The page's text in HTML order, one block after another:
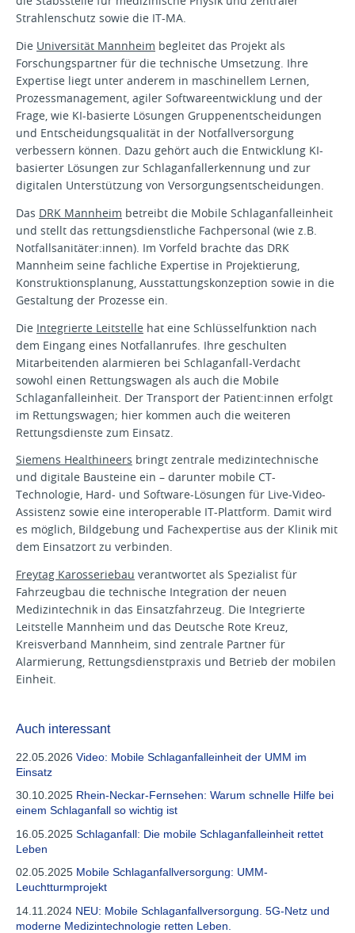
Strahlenschutz sowie die IT-MA.
Die Universität Mannheim begleitet das Projekt als
Forschungspartner für die technische Umsetzung. Ihre
Expertise liegt unter anderem in maschinellem Lernen,
Prozessmanagement, agiler Softwareentwicklung und der
Frage, wie KI-basierte Lösungen Gruppenentscheidungen
und Entscheidungsqualität in der Notfallversorgung
verbessern können. Dazu gehört auch die Entwicklung KI-
basierter Lösungen zur Schlaganfallerkennung und zur
digitalen Unterstützung von Versorgungsentscheidungen.
Das DRK Mannheim betreibt die Mobile Schlaganfalleinheit
und stellt das rettungsdienstliche Fachpersonal (wie z.B.
Notfallsanitäter:innen). Im Vorfeld brachte das DRK
Mannheim seine fachliche Expertise in Projektierung,
Konstruktionsplanung, Ausstattungskonzeption sowie in die
Gestaltung der Prozesse ein.
Die Integrierte Leitstelle hat eine Schlüsselfunktion nach
dem Eingang eines Notfallanrufes. Ihre geschulten
Mitarbeitenden alarmieren bei Schlaganfall-Verdacht
sowohl einen Rettungswagen als auch die Mobile
Schlaganfalleinheit. Der Transport der Patient:innen erfolgt
im Rettungswagen; hier kommen auch die weiteren
Rettungsdienste zum Einsatz.
Siemens Healthineers bringt zentrale medizintechnische
und digitale Bausteine ein – darunter mobile CT-
Technologie, Hard- und Software-Lösungen für Live-Video-
Assistenz sowie eine interoperable IT-Plattform. Damit wird
es möglich, Bildgebung und Fachexpertise aus der Klinik mit
dem Einsatzort zu verbinden.
Freytag Karosseriebau verantwortet als Spezialist für
Fahrzeugbau die technische Integration der neuen
Medizintechnik in das Einsatzfahrzeug. Die Integrierte
Leitstelle Mannheim und das Deutsche Rote Kreuz,
Kreisverband Mannheim, sind zentrale Partner für
Alarmierung, Rettungsdienstpraxis und Betrieb der mobilen
Einheit.
Auch interessant
22.05.2026 Video: Mobile Schlaganfalleinheit der UMM im
Einsatz
30.10.2025 Rhein-Neckar-Fernsehen: Warum schnelle Hilfe bei
einem Schlaganfall so wichtig ist
16.05.2025 Schlaganfall: Die mobile Schlaganfalleinheit rettet
Leben
02.05.2025 Mobile Schlaganfallversorgung: UMM-
Leuchtturmprojekt
14.11.2024 NEU: Mobile Schlaganfallversorgung. 5G-Netz und
moderne Medizintechnologie retten Leben.